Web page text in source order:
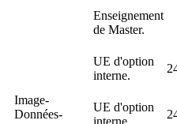
Enseignement
de Master.
UE d'option
interne.
Image-
Données-
UE d'option
interne.